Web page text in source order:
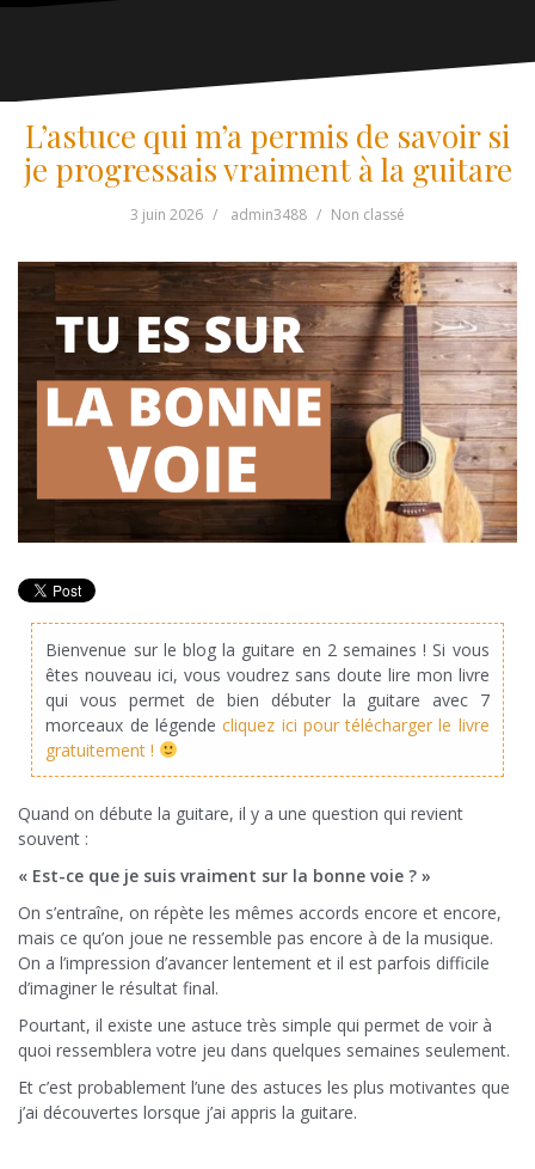
L’astuce qui m’a permis de savoir si
je progressais vraiment à la guitare
3 juin 2026 admin3488 Non classé
Bienvenue sur le blog la guitare en 2 semaines ! Si vous
êtes nouveau ici, vous voudrez sans doute lire mon livre
qui vous permet de bien débuter la guitare avec 7
morceaux de légendecliquez ici pour télécharger le livre
gratuitement !
Quand on débute la guitare, il y a une question qui revient
souvent :
« Est-ce que je suis vraiment sur la bonne voie ? »
On s’entraîne, on répète les mêmes accords encore et encore,
mais ce qu’on joue ne ressemble pas encore à de la musique.
On a l’impression d’avancer lentement et il est parfois difficile
d’imaginer le résultat final.
Pourtant, il existe une astuce très simple qui permet de voir à
quoi ressemblera votre jeu dans quelques semaines seulement.
Et c’est probablement l’une des astuces les plus motivantes que
j’ai découvertes lorsque j’ai appris la guitare.